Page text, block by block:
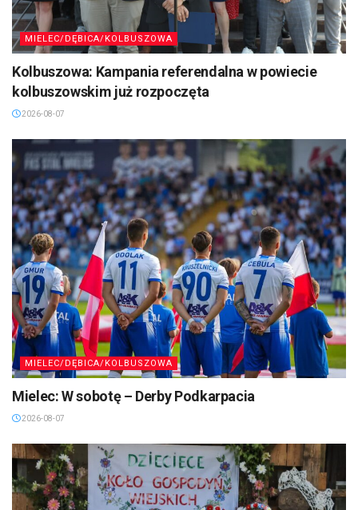
MIELEC/DĘBICA/KOLBUSZOWA
Kolbuszowa: Kampania referendalna w powiecie
kolbuszowskim już rozpoczęta
2026-08-07
MIELEC/DĘBICA/KOLBUSZOWA
Mielec: W sobotę – Derby Podkarpacia
2026-08-07